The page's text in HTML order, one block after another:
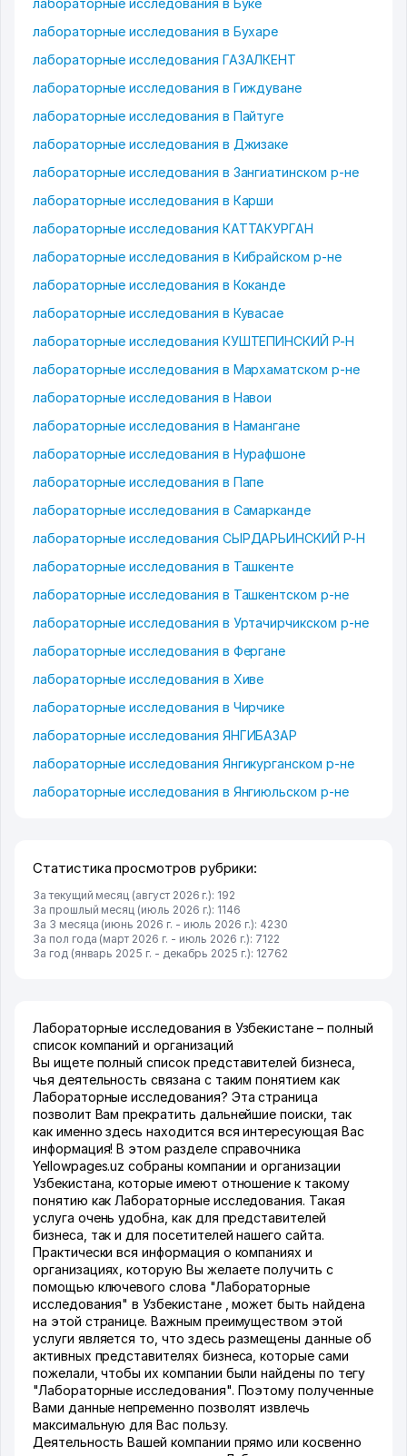
лабораторные исследования в Буке
лабораторные исследования в Бухаре
лабораторные исследования ГАЗАЛКЕНТ
лабораторные исследования в Гиждуване
лабораторные исследования в Пайтуге
лабораторные исследования в Джизаке
лабораторные исследования в Зангиатинском р-не
лабораторные исследования в Карши
лабораторные исследования КАТТАКУРГАН
лабораторные исследования в Кибрайском р-не
лабораторные исследования в Коканде
лабораторные исследования в Кувасае
лабораторные исследования КУШТЕПИНСКИЙ Р-Н
лабораторные исследования в Мархаматском р-не
лабораторные исследования в Навои
лабораторные исследования в Намангане
лабораторные исследования в Нурафшоне
лабораторные исследования в Папе
лабораторные исследования в Самарканде
лабораторные исследования СЫРДАРЬИНСКИЙ Р-Н
лабораторные исследования в Ташкенте
лабораторные исследования в Ташкентском р-не
лабораторные исследования в Уртачирчикском р-не
лабораторные исследования в Фергане
лабораторные исследования в Хиве
лабораторные исследования в Чирчике
лабораторные исследования ЯНГИБАЗАР
лабораторные исследования Янгикурганском р-не
лабораторные исследования в Янгиюльском р-не
Статистика просмотров рубрики:
За текущий месяц (август 2026 г.): 192
За прошлый месяц (июль 2026 г.): 1146
За 3 месяца (июнь 2026 г. - июль 2026 г.): 4230
За пол года (март 2026 г. - июль 2026 г.): 7122
За год (январь 2025 г. - декабрь 2025 г.): 12762
Лабораторные исследования в Узбекистане – полный
список компаний и организаций
Вы ищете полный список представителей бизнеса,
чья деятельность связана с таким понятием как
Лабораторные исследования? Эта страница
позволит Вам прекратить дальнейшие поиски, так
как именно здесь находится вся интересующая Вас
информация! В этом разделе справочника
Yellowpages.uz собраны компании и организации
Узбекистана, которые имеют отношение к такому
понятию как Лабораторные исследования. Такая
услуга очень удобна, как для представителей
бизнеса, так и для посетителей нашего сайта.
Практически вся информация о компаниях и
организациях, которую Вы желаете получить с
помощью ключевого слова "Лабораторные
исследования" в Узбекистане , может быть найдена
на этой странице. Важным преимуществом этой
услуги является то, что здесь размещены данные об
активных представителях бизнеса, которые сами
пожелали, чтобы их компании были найдены по тегу
"Лабораторные исследования". Поэтому полученные
Вами данные непременно позволят извлечь
максимальную для Вас пользу.
Деятельность Вашей компании прямо или косвенно